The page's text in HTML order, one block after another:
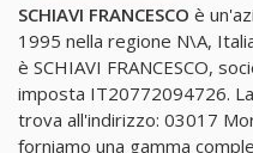
SCHIAVI FRANCESCO è
1995 nella regione N\A,
è SCHIAVI FRANCESCO,
imposta IT20772094726. La
trova all'indirizzo: 03017
forniamo una gamma